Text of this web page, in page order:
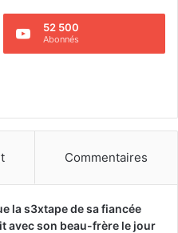
52 500
Abonnés
Commentaires
la s3xtape de sa fiancée
avec son beau-frère le jour